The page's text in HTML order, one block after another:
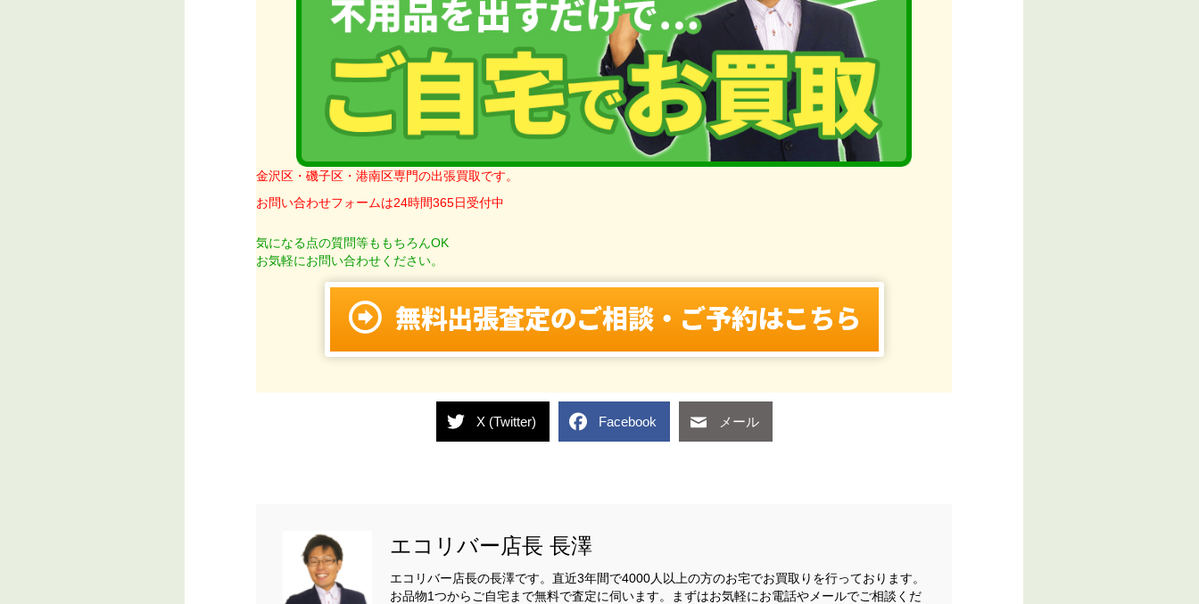
金沢区・磯子区・港南区専門の出張買取です。
お問い合わせフォームは24時間365日受付中
気になる点の質問等ももちろんOK
お気軽にお問い合わせください。
無料出張査定のご相談・ご予約はこちら
X (Twitter) Facebook メール
エコリバー店長 長澤
エコリバー店長の長澤です。直近3年間で4000人以上の方のお宅でお買取りを行っております。
お品物1つからご自宅まで無料で査定に伺います。まずはお気軽にお電話やメールでご相談くだ